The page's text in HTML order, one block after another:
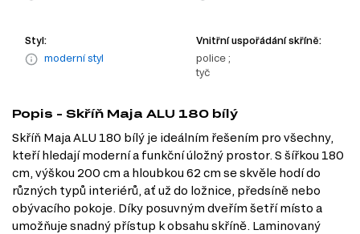
Styl:
moderní styl
Vnitřní uspořádání skříně:
police ;
tyč
Popis - Skříň Maja ALU 180 bílý
Skříň Maja ALU 180 bílý je ideálním řešením pro všechny,
kteří hledají moderní a funkční úložný prostor. S šířkou 180
cm, výškou 200 cm a hloubkou 62 cm se skvěle hodí do
různých typů interiérů, ať už do ložnice, předsíně nebo
obývacího pokoje. Díky posuvným dveřím šetří místo a
umožňuje snadný přístup k obsahu skříně. Laminovaný